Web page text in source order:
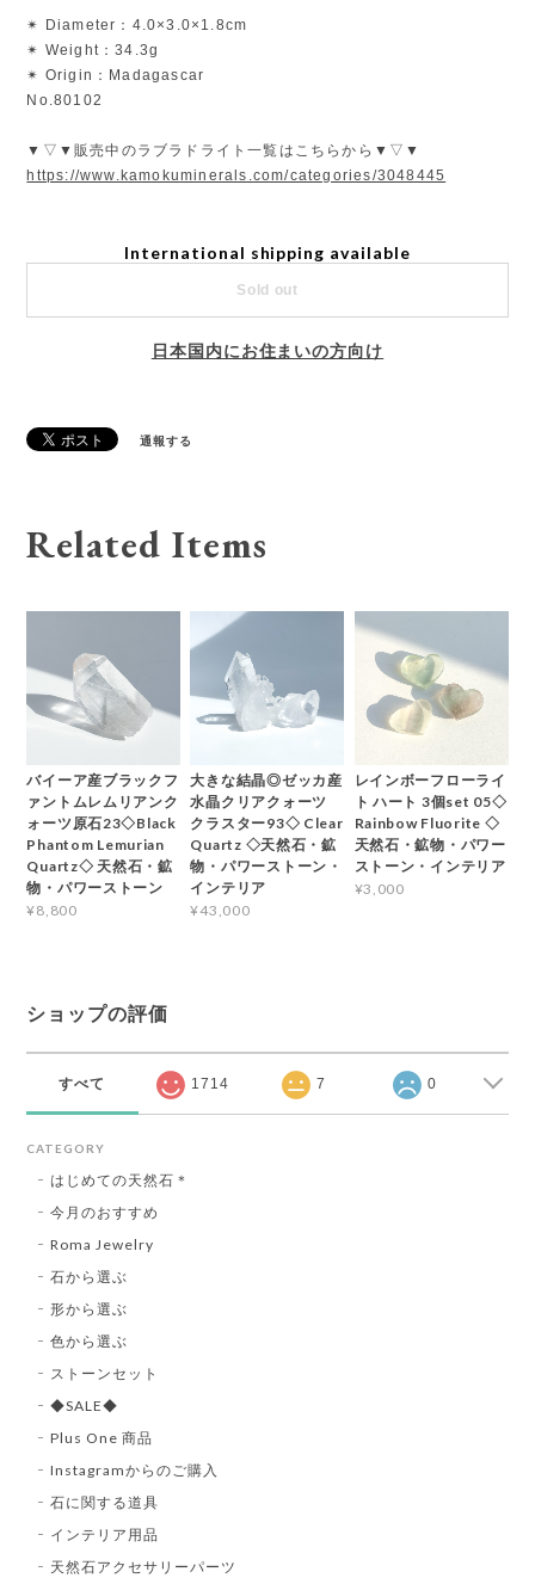
✴︎ Diameter：4.0×3.0×1.8cm
✴︎ Weight：34.3g
✴︎ Origin：Madagascar
No.80102
▼▽▼販売中のラブラドライト一覧はこちらから▼▽▼
https://www.kamokuminerals.com/categories/3048445
International shipping available
Sold out
日本国内にお住まいの方向け
通報する
Related Items
バイーア産ブラックフ
ァントムレムリアンク
ォーツ原石23◇Black
Phantom Lemurian
Quartz◇ 天然石・鉱
物・パワーストーン
¥8,800
大きな結晶◎ゼッカ産
水晶クリアクォーツ
クラスター93◇ Clear
Quartz ◇天然石・鉱
物・パワーストーン・
インテリア
¥43,000
レインボーフローライ
ト ハート 3個set 05◇
Rainbow Fluorite ◇
天然石・鉱物・パワー
ストーン・インテリア
¥3,000
ショップの評価
すべて 1714 7 0
CATEGORY
はじめての天然石＊
今月のおすすめ
Roma Jewelry
石から選ぶ
形から選ぶ
色から選ぶ
ストーンセット
◆SALE◆
Plus One 商品
Instagramからのご購入
石に関する道具
インテリア用品
天然石アクセサリーパーツ